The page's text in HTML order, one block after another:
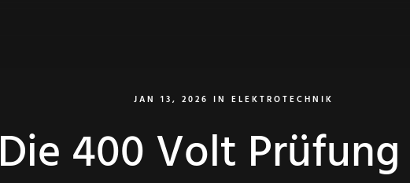
JAN 13, 2026 IN ELEKTROTECHNIK
Die 400 Volt